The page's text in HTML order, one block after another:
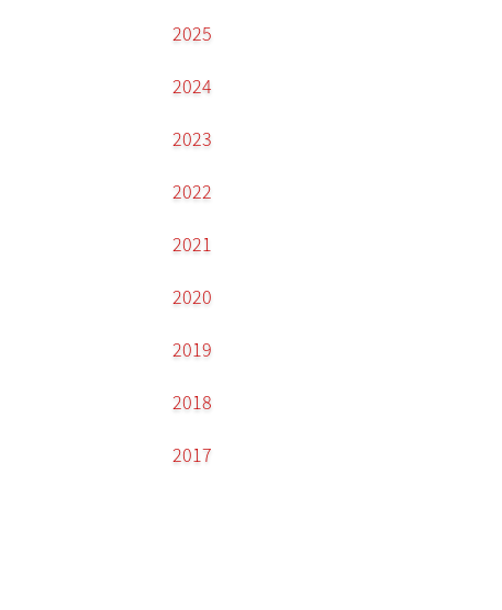
2025
2024
2023
2022
2021
2020
2019
2018
2017